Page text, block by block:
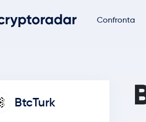
Confronta
BtcTurk